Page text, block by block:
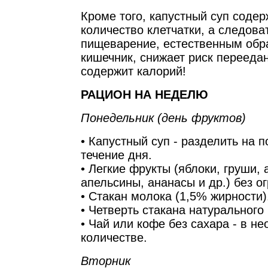
Кроме того, капустный суп
количество клетчатки, а
пищеварение, естественным
кишечник, снижает риск
содержит калорий!
РАЦИОН НА НЕДЕЛЮ
Понедельник (день фруктов)
• Капустный суп - разделить на
течение дня.
• Легкие фрукты (яблоки, груши,
апельсины, ананасы и др.) без
• Стакан молока (1,5%
• Четверть стакана натурального
• Чай или кофе без сахара - в
количестве.
Вторник